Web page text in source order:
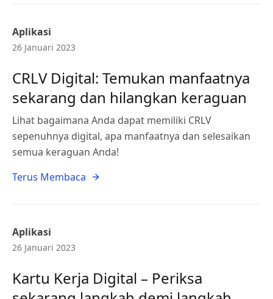
Aplikasi
26 Januari 2023
CRLV Digital: Temukan manfaatnya
sekarang dan hilangkan keraguan
Lihat bagaimana Anda dapat memiliki CRLV
sepenuhnya digital, apa manfaatnya dan selesaikan
semua keraguan Anda!
Terus Membaca
Aplikasi
26 Januari 2023
Kartu Kerja Digital – Periksa